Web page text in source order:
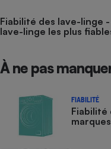
Fiabilité des lave-linge
lave-linge les plus
À ne pas
FIABILITÉ
Fiabilité